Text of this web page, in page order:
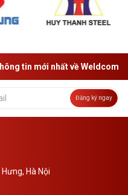
tin mới nhất về Weldcom
Đăng ký ngay
Hà Nội